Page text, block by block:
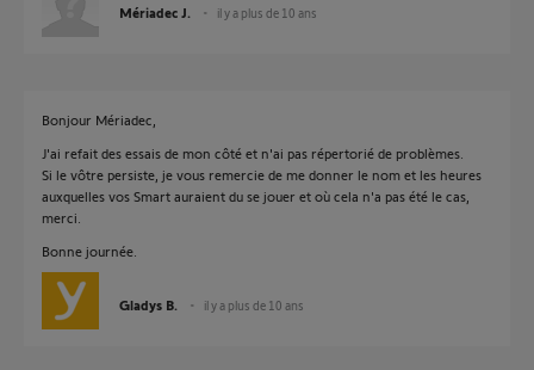
Mériadec J. il y a plus de 10 ans
Bonjour Mériadec,
J'ai refait des essais de mon côté et n'ai pas répertorié de problèmes.
Si le vôtre persiste, je vous remercie de me donner le nom et les heures
auxquelles vos Smart auraient du se jouer et où cela n'a pas été le cas,
merci.
Bonne journée.
Gladys B. il y a plus de 10 ans